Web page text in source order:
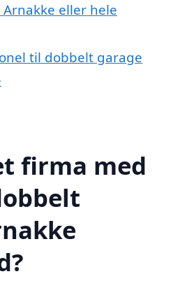
eller hele
til dobbelt garage
firma med